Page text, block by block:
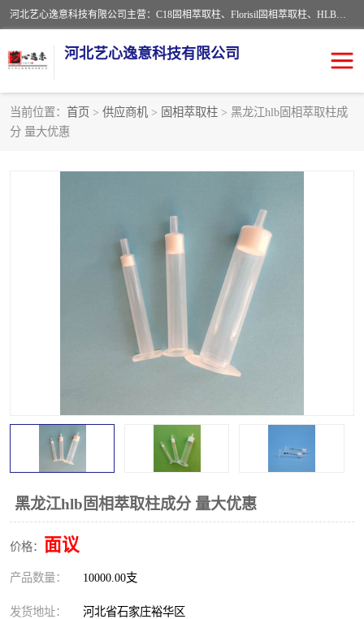
河北艺心逸意科技有限公司主营：C18固相萃取柱、Florisil固相萃取柱、HLB固相萃取柱、MCX固相萃取柱、QuEChERS、固相萃取空柱、针式过滤器 、固相萃取柱、黄曲霉毒素亲和柱。全国咨询热线：18630105913。河北艺心逸意科技有限公司接受来样定做，我们秉承着“顾客至上，锐意进取”的经营理念，坚持客户至上的原则为广大客户提供优质的服务，欢迎广大客户惠顾！免费咨询！
河北艺心逸意科技有限公司
当前位置： 首页 > 供应商机 > 固相萃取柱 > 黑龙江hlb固相萃取柱成
分 量大优惠
黑龙江hlb固相萃取柱成分 量大优惠
价格： 面议
产品数量： 10000.00支
发货地址： 河北省石家庄裕华区
固相萃取柱
过滤器/滤膜
SPE配件
96孔板